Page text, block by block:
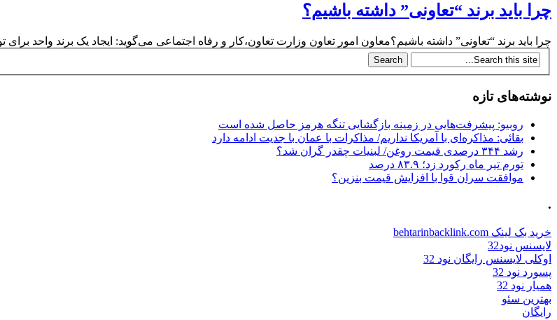
چرا باید برند “تعاونی” داشته باشیم؟
چرا باید برند “تعاونی” داشته باشیم؟معاون امور تعاون وزارت تعاون،کار و رفاه اجتماعی می‌گوید: ایجاد یک برند واحد
نوشته‌های تازه
روبیو: پیشرفت‌هایی در زمینه بازگشایی تنگه هرمز حاصل شده است
بقائی: مذاکره‌ای با آمریکا نداریم/ مذاکرات با عمان با جدیت ادامه دارد
رشد ۳۴۴ درصدی قیمت روغن/ لبنیات چقدر گران شد؟
تورم تیر ماه رکورد زد؛ ۸۳.۹ درصد
موافقت سران قوا با افزایش قیمت بنزین؟
.
خرید بک لینک behtarinbacklink.com
لایسنس نود32
اوکلی لایسنس رایگان نود 32
پسورد نود 32
همیار نود 32
بهترین سئو
رایگان